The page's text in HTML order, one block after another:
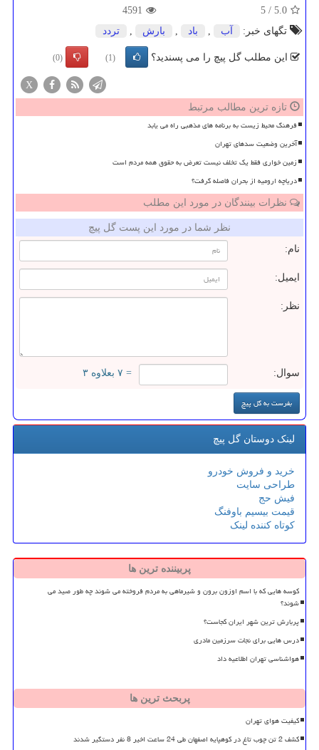
5.0
/
5
4591
تگهای خبر:
آب , باد , بارش , تردد
این مطلب گل پیچ را می پسندید؟ (1)
(0)
X
تازه ترین مطالب مرتبط
فرهنگ محیط زیست به برنامه های مذهبی راه می یابد
آخرین وضعیت سدهای تهران
زمین خواری فقط یک تخلف نیست تعرض به حقوق همه مردم است
دریاچه ارومیه از بحران فاصله گرفت؟
نظرات بینندگان در مورد این مطلب
نظر شما در مورد این پست گل پیچ
نام:
ایمیل:
نظر:
سوال: = ۷ بعلاوه ۳
لینک دوستان گل پیچ
خرید و فروش خودرو
طراحی سایت
فیش حج
قیمت بیسیم باوفنگ
کوتاه کننده لینک
پربیننده ترین ها
کوسه هایی که با اسم اوزون برون و شیرماهی به مردم فروخته می شوند چه طور صید می
شوند؟
پربارش ترین شهر ایران کجاست؟
درس هایی برای نجات سرزمین مادری
هواشناسی تهران اطلاعیه داد
پربحث ترین ها
کیفیت هوای تهران
کشف 2 تن چوب تاغ در کوهپایه اصفهان طی 24 ساعت اخیر 8 نفر دستگیر شدند